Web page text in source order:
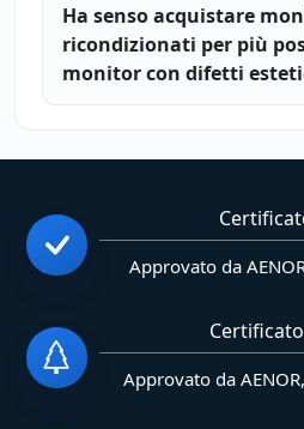
Ha senso acquistare
ricondizionati per più
monitor con difetti
Approvato da
Approvato da